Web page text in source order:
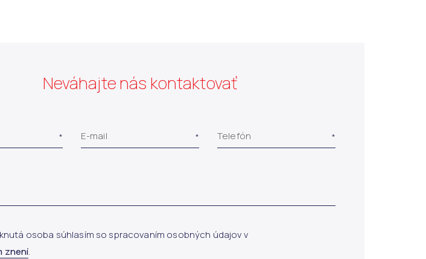
Neváhajte nás kontaktovať
E-mail Telefón
osoba súhlasím so spracovaním osobných údajov v
znení.